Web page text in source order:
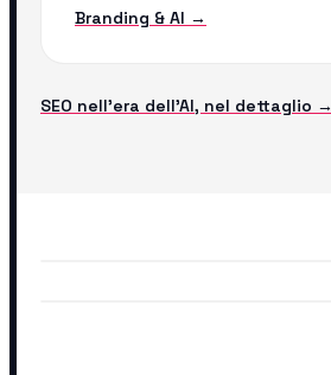
Branding & AI →
SEO nell'era dell'AI, nel dettaglio →